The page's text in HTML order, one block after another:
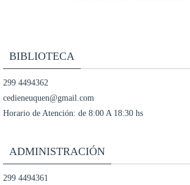
BIBLIOTECA
299 4494362
cedieneuquen@gmail.com
Horario de Atención: de 8:00 A 18:30 hs
ADMINISTRACIÓN
299 4494361